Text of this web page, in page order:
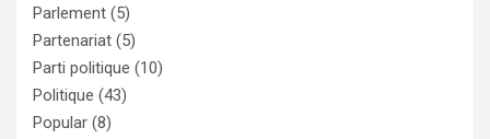
Parlement (5)
Partenariat (5)
Parti politique (10)
Politique (43)
Popular (8)